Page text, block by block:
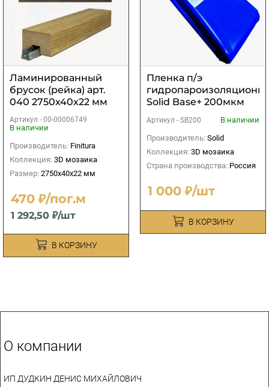
Ламинированный
брусок (рейка) арт.
040 2750х40х22 мм
Артикул - 00-00006749
В наличии
Производитель: Finitura
Коллекция: 3D мозаика
Размер: 2750х40х22 мм
470 ₽/пог.м
1 292,50 ₽/шт
В КОРЗИНУ
Пленка п/э
Solid Base+ 200мкм
Артикул - SB200
В наличии
Производитель: Solid
Коллекция: 3D мозаика
Страна производства: Россия
1 000 ₽/шт
В КОРЗИНУ
О компании
ИП ДУДКИН ДЕНИС МИХАЙЛОВИЧ